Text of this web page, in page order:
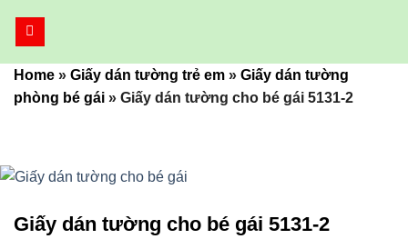
dungHome » Giấy dán tường trẻ em » Giấy dán tường
phòng bé gái » Giấy dán tường cho bé gái 5131-2
Giấy dán tường cho bé gái 5131-2